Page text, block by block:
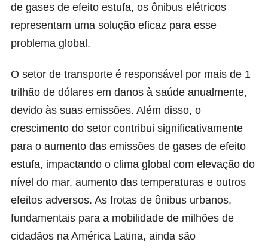
de gases de efeito estufa, os ônibus elétricos
representam uma solução eficaz para esse
problema global.
O setor de transporte é responsável por mais de 1
trilhão de dólares em danos à saúde anualmente,
devido às suas emissões. Além disso, o
crescimento do setor contribui significativamente
para o aumento das emissões de gases de efeito
estufa, impactando o clima global com elevação do
nível do mar, aumento das temperaturas e outros
efeitos adversos. As frotas de ônibus urbanos,
fundamentais para a mobilidade de milhões de
cidadãos na América Latina, ainda são